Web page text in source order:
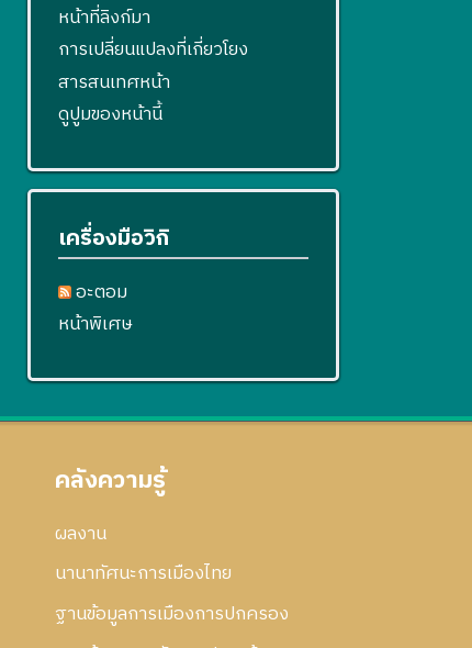
หน้าที่ลิงก์มา
การเปลี่ยนแปลงที่เกี่ยวโยง
สารสนเทศหน้า
ดูปูมของหน้านี้
เครื่องมือวิกิ
อะตอม
หน้าพิเศษ
คลังความรู้
ผลงาน
นานาทัศนะการเมืองไทย
ฐานข้อมูลการเมืองการปกครอง